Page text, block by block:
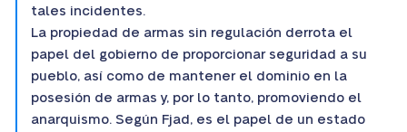
tales incidentes.
La propiedad de armas sin regulación derrota el
papel del gobierno de proporcionar seguridad a su
pueblo, así como de mantener el dominio en la
posesión de armas y, por lo tanto, promoviendo el
anarquismo. Según Fjad, es el papel de un estado